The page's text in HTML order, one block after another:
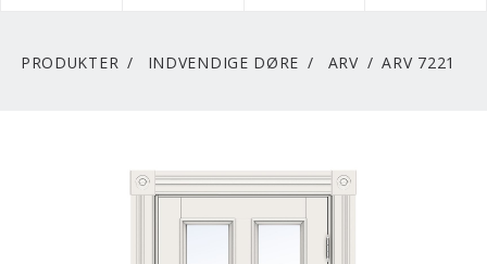
PRODUKTER INDVENDIGE DØRE ARV ARV 7221